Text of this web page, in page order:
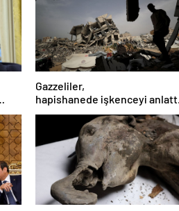
Gazzeliler,
hapishanede işkenceyi anlattı:
“İsrail askerleri beni ateşe